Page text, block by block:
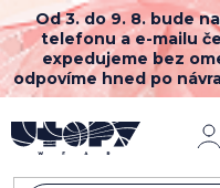
Přejít
na
obsah
Od 3. do 9. 8. bude
telefonu a e-mailu
expedujeme bez
odpovíme hned po